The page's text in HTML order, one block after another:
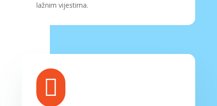
lažnim vijestima.
